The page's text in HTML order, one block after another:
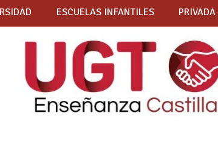
ESCUELAS INFANTILES PRIVADA